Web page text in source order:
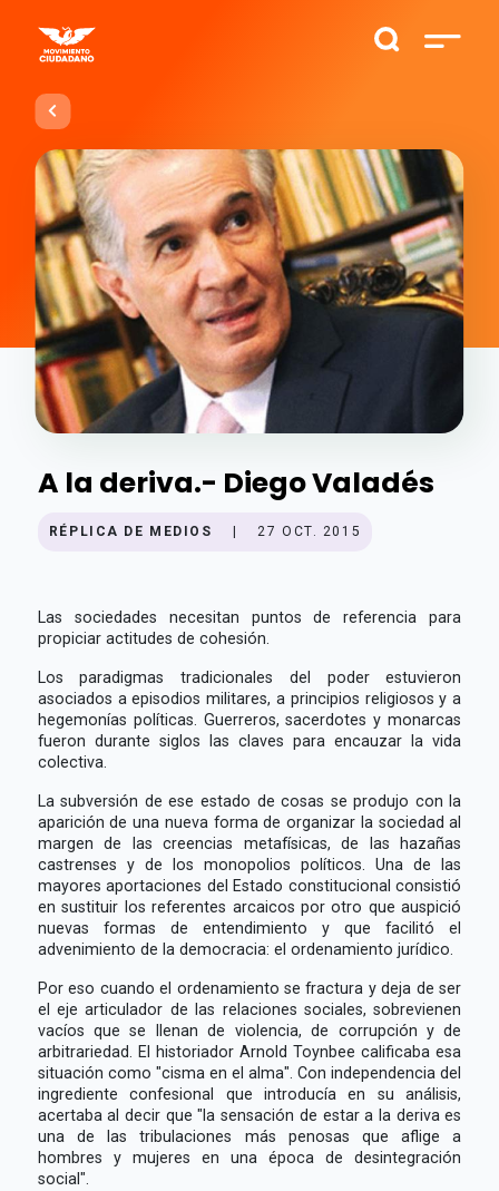
A la deriva.- Diego Valadés
RÉPLICA DE MEDIOS 27 OCT. 2015
Las sociedades necesitan puntos de referencia para
propiciar actitudes de cohesión.
Los paradigmas tradicionales del poder estuvieron
asociados a episodios militares, a principios religiosos y a
hegemonías políticas. Guerreros, sacerdotes y monarcas
fueron durante siglos las claves para encauzar la vida
colectiva.
La subversión de ese estado de cosas se produjo con la
aparición de una nueva forma de organizar la sociedad al
margen de las creencias metafísicas, de las hazañas
castrenses y de los monopolios políticos. Una de las
mayores aportaciones del Estado constitucional consistió
en sustituir los referentes arcaicos por otro que auspició
nuevas formas de entendimiento y que facilitó el
advenimiento de la democracia: el ordenamiento jurídico.
Por eso cuando el ordenamiento se fractura y deja de ser
el eje articulador de las relaciones sociales, sobrevienen
vacíos que se llenan de violencia, de corrupción y de
arbitrariedad. El historiador Arnold Toynbee calificaba esa
situación como "cisma en el alma". Con independencia del
ingrediente confesional que introducía en su análisis,
acertaba al decir que "la sensación de estar a la deriva es
una de las tribulaciones más penosas que aflige a
hombres y mujeres en una época de desintegración
social".